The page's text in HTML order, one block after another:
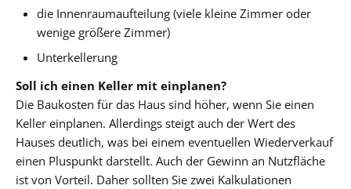
die Innenraumaufteilung (viele kleine Zimmer oder
wenige größere Zimmer)
Unterkellerung
Soll ich einen Keller mit einplanen?
Die Baukosten für das Haus sind höher, wenn Sie einen
Keller einplanen. Allerdings steigt auch der Wert des
Hauses deutlich, was bei einem eventuellen Wiederverkauf
einen Pluspunkt darstellt. Auch der Gewinn an Nutzfläche
ist von Vorteil. Daher sollten Sie zwei Kalkulationen